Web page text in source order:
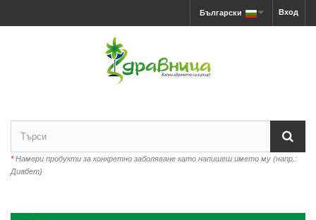
Вход
Български
*Намери продукти за конкретно заболяване като напишеш името му (напр.:
Диабет)